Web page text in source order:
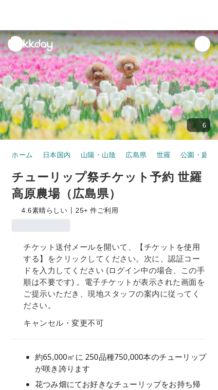
unread
notifications
6
ホーム 日本国内 山陽・山陰 広島県 世羅 公園・庭園
チューリップ祭チケット予約 世羅
高原農場（広島県）
4.6素晴らしい 25+ 件ご利用
チケット送付メールを開いて、【チケットを使用
する】をクリックしてください。次に、認証コー
ドを入力してください (ログイン中の場合、この手
順は不要です) 。電子チケットが表示された画面を
ご提示いただき、現地スタッフの案内に従ってく
ださい。
キャンセル・変更不可
約65,000㎡に 250品種750,000本のチューリップ
が咲き誇ります
花つみ畑にてお好きなチューリップをお持ち帰